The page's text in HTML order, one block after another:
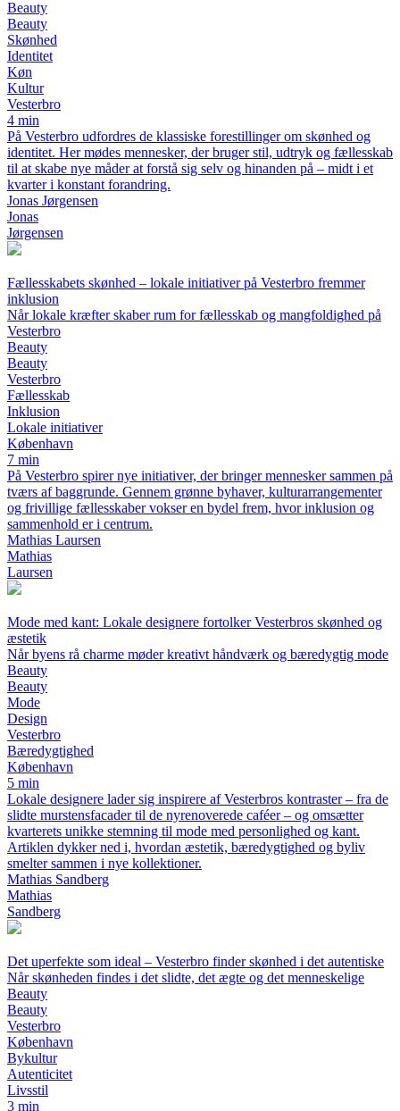
Beauty
Beauty
Skønhed
Identitet
Køn
Kultur
Vesterbro
4 min
På Vesterbro udfordres de klassiske forestillinger om skønhed og
identitet. Her mødes mennesker, der bruger stil, udtryk og fællesskab
til at skabe nye måder at forstå sig selv og hinanden på – midt i et
kvarter i konstant forandring.
Jonas Jørgensen
Jonas
Jørgensen
Fællesskabets skønhed – lokale initiativer på Vesterbro fremmer
inklusion
Når lokale kræfter skaber rum for fællesskab og mangfoldighed på
Vesterbro
Beauty
Beauty
Vesterbro
Fællesskab
Inklusion
Lokale initiativer
København
7 min
På Vesterbro spirer nye initiativer, der bringer mennesker sammen på
tværs af baggrunde. Gennem grønne byhaver, kulturarrangementer
og frivillige fællesskaber vokser en bydel frem, hvor inklusion og
sammenhold er i centrum.
Mathias Laursen
Mathias
Laursen
Mode med kant: Lokale designere fortolker Vesterbros skønhed og
æstetik
Når byens rå charme møder kreativt håndværk og bæredygtig mode
Beauty
Beauty
Mode
Design
Vesterbro
Bæredygtighed
København
5 min
Lokale designere lader sig inspirere af Vesterbros kontraster – fra de
slidte murstensfacader til de nyrenoverede caféer – og omsætter
kvarterets unikke stemning til mode med personlighed og kant.
Artiklen dykker ned i, hvordan æstetik, bæredygtighed og byliv
smelter sammen i nye kollektioner.
Mathias Sandberg
Mathias
Sandberg
Det uperfekte som ideal – Vesterbro finder skønhed i det autentiske
Når skønheden findes i det slidte, det ægte og det menneskelige
Beauty
Beauty
Vesterbro
København
Bykultur
Autenticitet
Livsstil
3 min